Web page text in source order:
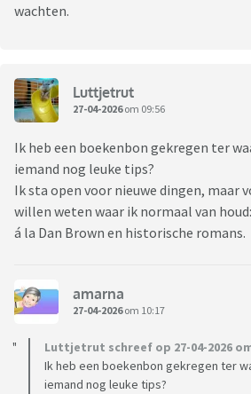
wachten.
Luttjetrut
27-04-2026om 09:56
Ik heb een boekenbon gekregen ter
iemand nog leuke tips?
Ik sta open voor nieuwe dingen, maar
willen weten waar ik normaal van
á la Dan Brown en historische romans.
amarna
27-04-2026om 10:17
Luttjetrut schreef op 27-04-2026
Ik heb een boekenbon gekregen ter
iemand nog leuke tips?